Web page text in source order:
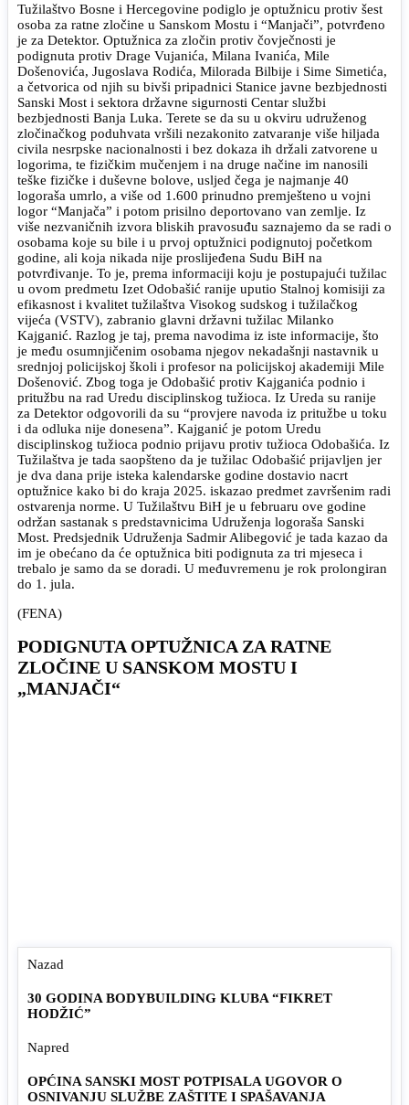
Tužilaštvo Bosne i Hercegovine podiglo je optužnicu protiv šest
osoba za ratne zločine u Sanskom Mostu i “Manjači”, potvrđeno
je za Detektor. Optužnica za zločin protiv čovječnosti je
podignuta protiv Drage Vujanića, Milana Ivanića, Mile
Došenovića, Jugoslava Rodića, Milorada Bilbije i Sime Simetića,
a četvorica od njih su bivši pripadnici Stanice javne bezbjednosti
Sanski Most i sektora državne sigurnosti Centar službi
bezbjednosti Banja Luka. Terete se da su u okviru udruženog
zločinačkog poduhvata vršili nezakonito zatvaranje više hiljada
civila nesrpske nacionalnosti i bez dokaza ih držali zatvorene u
logorima, te fizičkim mučenjem i na druge načine im nanosili
teške fizičke i duševne bolove, usljed čega je najmanje 40
logoraša umrlo, a više od 1.600 prinudno premješteno u vojni
logor “Manjača” i potom prisilno deportovano van zemlje. Iz
više nezvaničnih izvora bliskih pravosuđu saznajemo da se radi o
osobama koje su bile i u prvoj optužnici podignutoj početkom
godine, ali koja nikada nije proslijeđena Sudu BiH na
potvrđivanje. To je, prema informaciji koju je postupajući tužilac
u ovom predmetu Izet Odobašić ranije uputio Stalnoj komisiji za
efikasnost i kvalitet tužilaštva Visokog sudskog i tužilačkog
vijeća (VSTV), zabranio glavni državni tužilac Milanko
Kajganić. Razlog je taj, prema navodima iz iste informacije, što
je među osumnjičenim osobama njegov nekadašnji nastavnik u
srednjoj policijskoj školi i profesor na policijskoj akademiji Mile
Došenović. Zbog toga je Odobašić protiv Kajganića podnio i
pritužbu na rad Uredu disciplinskog tužioca. Iz Ureda su ranije
za Detektor odgovorili da su “provjere navoda iz pritužbe u toku
i da odluka nije donesena”. Kajganić je potom Uredu
disciplinskog tužioca podnio prijavu protiv tužioca Odobašića. Iz
Tužilaštva je tada saopšteno da je tužilac Odobašić prijavljen jer
je dva dana prije isteka kalendarske godine dostavio nacrt
optužnice kako bi do kraja 2025. iskazao predmet završenim radi
ostvarenja norme. U Tužilaštvu BiH je u februaru ove godine
održan sastanak s predstavnicima Udruženja logoraša Sanski
Most. Predsjednik Udruženja Sadmir Alibegović je tada kazao da
im je obećano da će optužnica biti podignuta za tri mjeseca i
trebalo je samo da se doradi. U međuvremenu je rok prolongiran
do 1. jula.
(FENA)
PODIGNUTA OPTUŽNICA ZA RATNE
ZLOČINE U SANSKOM MOSTU I
„MANJAČI“
Nazad
30 GODINA BODYBUILDING KLUBA “FIKRET
HODŽIĆ”
Napred
OPĆINA SANSKI MOST POTPISALA UGOVOR O
OSNIVANJU SLUŽBE ZAŠTITE I SPAŠAVANJA